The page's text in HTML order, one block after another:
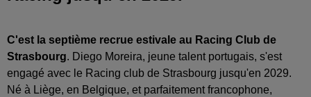
C'est la septième recrue estivale au Racing Club de
Strasbourg. Diego Moreira, jeune talent portugais, s'est
engagé avec le Racing club de Strasbourg jusqu'en 2029.
Né à Liège, en Belgique, et parfaitement francophone,